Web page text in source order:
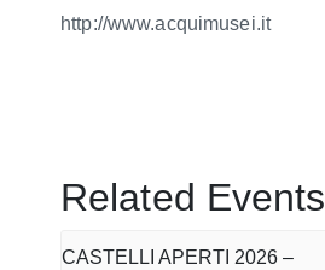
http://www.acquimusei.it
Related Events
CASTELLI APERTI 2026 –